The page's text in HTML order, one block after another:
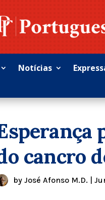
Notícias
cancro
byJosé Afonso M.D. |